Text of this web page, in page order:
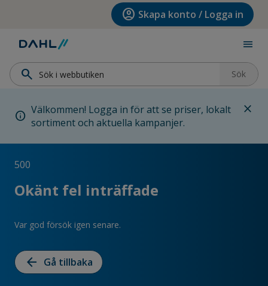
Hoppa till huvudinnehållet account_circle Skapa konto / Logga in
menu
search Sök
info Välkommen! Logga in för att se priser, lokalt
sortiment och aktuella kampanjer.
close
500
Okänt fel inträffade
Var god försök igen senare.
arrow_back Gå tillbaka